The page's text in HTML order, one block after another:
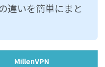
違いを簡単にまと
MillenVPN